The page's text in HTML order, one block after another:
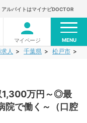
ルバイトはマイナビDOCTOR
マイページ MENU
人 千葉県 松戸市
1,300万円～◎最
院で働く～（口腔